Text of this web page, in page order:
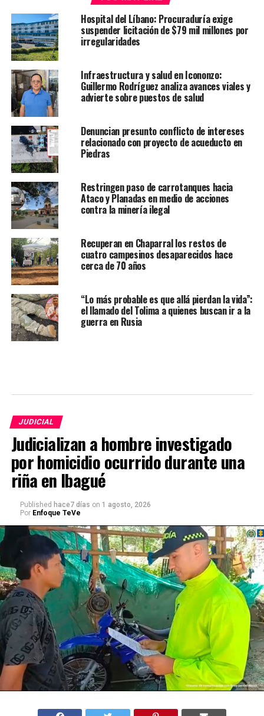
Hospital del Líbano: Procuraduría exige
suspender licitación de $79 mil millones por
irregularidades
Infraestructura y salud en Icononzo:
Guillermo Rodríguez analiza avances viales y
advierte sobre puestos de salud
Denuncian presunto conflicto de intereses
relacionado con proyecto de acueducto en
Piedras
Restringen paso de carrotanques hacia
Ataco y Planadas en medio de acciones
contra la minería ilegal
Recuperan en Chaparral los restos de
cuatro campesinos desaparecidos hace
cerca de 70 años
“Lo más probable es que allá pierdan la vida”:
el llamado del Tolima a quienes buscan ir a la
guerra en Rusia
JUDICIAL
Judicializan a hombre investigado
por homicidio ocurrido durante una
riña en Ibagué
Published hace7 días on 1 agosto, 2026
Por Enfoque TeVe